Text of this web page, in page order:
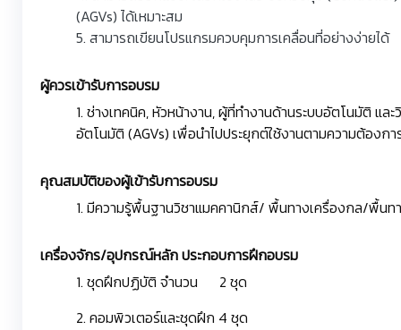
(AGVs) ได้เหมาะสม
5. สามารถเขียนโปรแกรมควบคุมการเคลื่อนที่อย่างง่ายได้
ผู้ควรเข้ารับการอบรม
1. ช่างเทคนิค, หัวหน้างาน, ผู้ที่ทำงานด้านระบบอัตโนมัติ แล
อัตโนมัติ (AGVs) เพื่อนำไปประยุกต์ใช้งานตามความต้องกา
คุณสมบัติของผู้เข้ารับการอบรม
1. มีความรู้พื้นฐานวิชาแมคคานิกส์/ พื้นทางเครื่องกล/พื้นท
เครื่องจักร/อุปกรณ์หลัก ประกอบการฝึกอบรม
1. ชุดฝึกปฏิบัติ จำนวน 2 ชุด
2. คอมพิวเตอร์และชุดฝึก 4 ชุด